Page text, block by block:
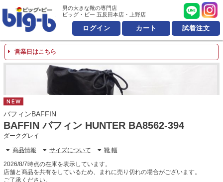
男の大きな靴の専門店 ビッ
男の大きな靴の専門店
ビッグ・ビー 五反田本店・上野店
ログイン カート 試着注文
営業日はこちら
バフィンBAFFIN
BAFFIN バフィン HUNTER BA8562-394
ダークグレイ
商品情報 サイズについて 靴 幅
2026/8/7時点の在庫を表示しています。
店舗と商品を共有をしているため、まれに売り切れの場合がございます。
ご了承ください。